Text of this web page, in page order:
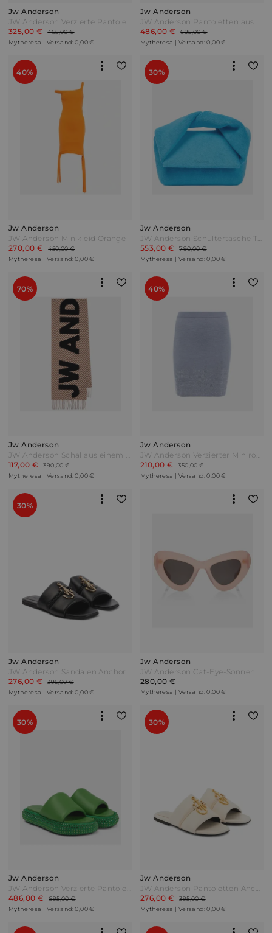
Jw Anderson
JW Anderson Verzierte Pantoletten aus Leder Schwarz
325,00 €
465,00 €
Mytheresa | Versand: 0,00 €
Jw Anderson
JW Anderson Pantoletten aus Leder Pink
486,00 €
695,00 €
Mytheresa | Versand: 0,00 €
40%
Jw Anderson
JW Anderson Minikleid Orange
270,00 €
450,00 €
Mytheresa | Versand: 0,00 €
30%
Jw Anderson
JW Anderson Schultertasche Twister Midi Blau
553,00 €
790,00 €
Mytheresa | Versand: 0,00 €
70%
Jw Anderson
JW Anderson Schal aus einem Wollgemisch Braun
117,00 €
390,00 €
Mytheresa | Versand: 0,00 €
40%
Jw Anderson
JW Anderson Verzierter Minirock aus Wolle Grau
210,00 €
350,00 €
Mytheresa | Versand: 0,00 €
30%
Jw Anderson
JW Anderson Sandalen Anchor aus Leder Schwarz
276,00 €
395,00 €
Mytheresa | Versand: 0,00 €
Jw Anderson
JW Anderson Cat-Eye-Sonnenbrille Butterfly Pink
280,00 €
Mytheresa | Versand: 0,00 €
30%
Jw Anderson
JW Anderson Verzierte Pantoletten aus Leder Grün
486,00 €
695,00 €
Mytheresa | Versand: 0,00 €
30%
Jw Anderson
JW Anderson Pantoletten Anchor aus Leder Beige
276,00 €
395,00 €
Mytheresa | Versand: 0,00 €